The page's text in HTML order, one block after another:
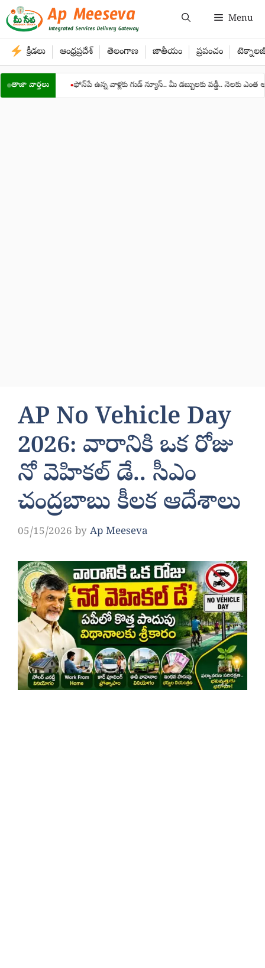
Skip
to
content
Menu
క్రీడలు ఆంధ్రప్రదేశ్ తెలంగాణ జాతీయం ప్రపంచం
తాజా వార్తలు
●ఫోన్‌పే ఉన్న వాళ్లకు గుడ్ న్యూస్.. మీ డబ్బులకు వడ్డీ.. నెలకు ఎంత అంటే?
AP No Vehicle Day
2026: వారానికి ఒక రోజు
నో వెహికల్ డే.. సీఎం
చంద్రబాబు కీలక ఆదేశాలు
05/15/2026 by Ap Meeseva